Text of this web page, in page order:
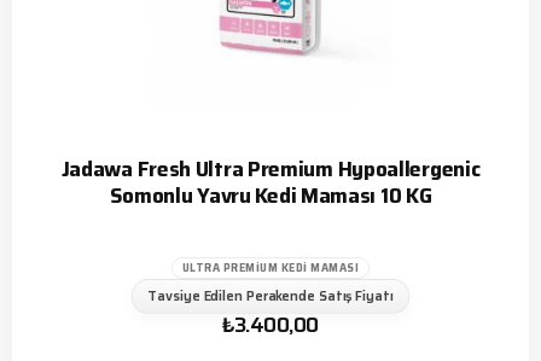
Jadawa Fresh Ultra Premium Hypoallergenic
Somonlu Yavru Kedi Maması 10 KG
ULTRA PREMIUM KEDI MAMASI
Tavsiye Edilen Perakende Satış Fiyatı
₺3.400,00